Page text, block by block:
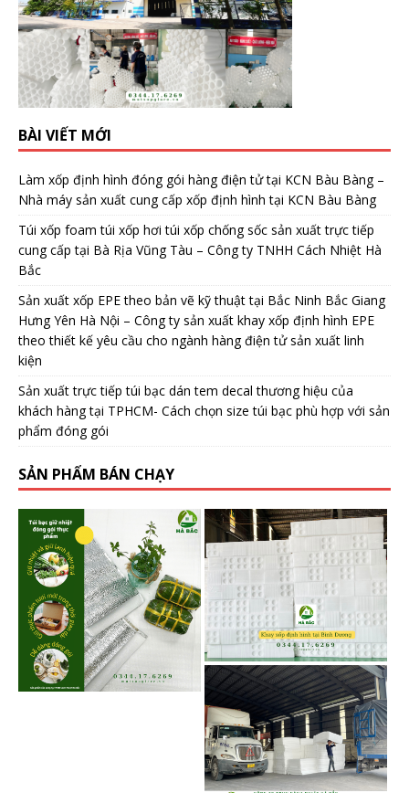
BÀI VIẾT MỚI
Làm xốp định hình đóng gói hàng điện tử tại KCN Bàu Bàng –
Nhà máy sản xuất cung cấp xốp định hình tại KCN Bàu Bàng
Túi xốp foam túi xốp hơi túi xốp chống sốc sản xuất trực tiếp
cung cấp tại Bà Rịa Vũng Tàu – Công ty TNHH Cách Nhiệt Hà
Bắc
Sản xuất xốp EPE theo bản vẽ kỹ thuật tại Bắc Ninh Bắc Giang
Hưng Yên Hà Nội – Công ty sản xuất khay xốp định hình EPE
theo thiết kế yêu cầu cho ngành hàng điện tử sản xuất linh
kiện
Sản xuất trực tiếp túi bạc dán tem decal thương hiệu của
khách hàng tại TPHCM- Cách chọn size túi bạc phù hợp với sản
phẩm đóng gói
SẢN PHẨM BÁN CHẠY